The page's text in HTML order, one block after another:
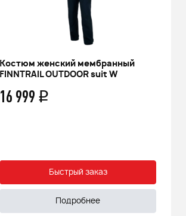
Костюм женский мембранный
FINNTRAIL OUTDOOR suit W
16 999 q
Быстрый заказ
Подробнее